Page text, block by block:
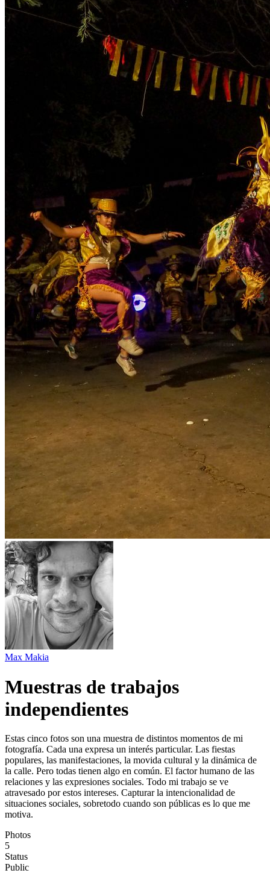
Max Makia
Muestras de trabajos
independientes
Estas cinco fotos son una muestra de distintos momentos de mi
fotografía. Cada una expresa un interés particular. Las fiestas
populares, las manifestaciones, la movida cultural y la dinámica de
la calle. Pero todas tienen algo en común. El factor humano de las
relaciones y las expresiones sociales. Todo mi trabajo se ve
atravesado por estos intereses. Capturar la intencionalidad de
situaciones sociales, sobretodo cuando son públicas es lo que me
motiva.
Photos
5
Status
Public